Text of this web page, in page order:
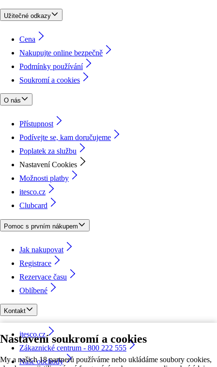
Nastavení soukromí a cookies
My a našich 18 partnerů používáme nebo ukládáme soubory cookies,
Užitečné odkazy
Cena
Nakupujte online bezpečně
Podmínky používání
Soukromí a cookies
O nás
Přístupnost
Podívejte se, kam doručujeme
Poplatek za službu
Nastavení Cookies
Možnosti platby
itesco.cz
Clubcard
Pomoc s prvním nákupem
Jak nakupovat
Registrace
Rezervace času
Oblíbené
Kontakt
itesco.cz
Zákaznické centrum - 800 222 555
Naše obchody